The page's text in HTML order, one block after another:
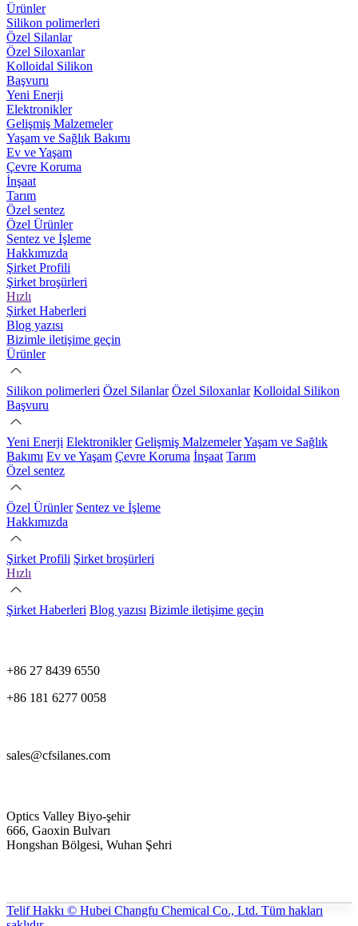
Ürünler
Silikon polimerleri
Özel Silanlar
Özel Siloxanlar
Kolloidal Silikon
Başvuru
Yeni Enerji
Elektronikler
Gelişmiş Malzemeler
Yaşam ve Sağlık Bakımı
Ev ve Yaşam
Çevre Koruma
İnşaat
Tarım
Özel sentez
Özel Ürünler
Sentez ve İşleme
Hakkımızda
Şirket Profili
Şirket broşürleri
Hızlı
Şirket Haberleri
Blog yazısı
Bizimle iletişime geçin
Ürünler
Silikon polimerleri Özel Silanlar Özel Siloxanlar Kolloidal Silikon
Başvuru
Yeni Enerji Elektronikler Gelişmiş MalzemelerYaşam ve Sağlık
Bakımı Ev ve Yaşam Çevre Koruma İnşaat Tarım
Özel sentez
Özel Ürünler Sentez ve İşleme
Hakkımızda
Şirket Profili Şirket broşürleri
Hızlı
Şirket Haberleri Blog yazısı Bizimle iletişime geçin
+86 27 8439 6550
+86 181 6277 0058
sales@cfsilanes.com
Optics Valley Biyo-şehir
666, Gaoxin Bulvarı
Hongshan Bölgesi, Wuhan Şehri
Telif Hakkı © Hubei Changfu Chemical Co., Ltd. Tüm hakları